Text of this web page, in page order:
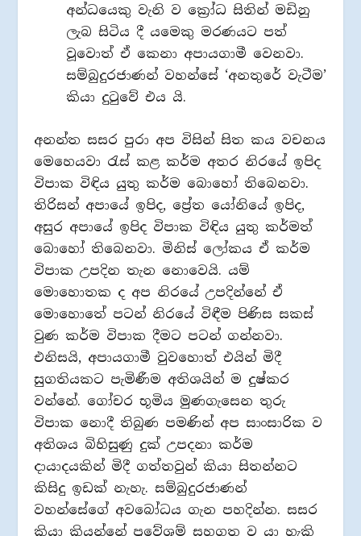
අන්ධයෙකු වැනි ව ක්‍රෝධ සිතින් මඩිනු
ලැබ සිටිය දී යමෙකු මරණයට පත්
වූවොත් ඒ කෙනා අපායගාමී වෙනවා.
සම්බුදුරජාණන් වහන්සේ ‘අනතුරේ වැටීම’
කියා දුටුවේ එය යි.
අනන්ත සසර පුරා අප විසින් සිත කය වචනය
මෙහෙයවා රැස් කළ කර්ම අතර නිරයේ ඉපිද
විපාක විඳිය යුතු කර්ම බොහෝ තිබෙනවා.
තිරිසන් අපායේ ඉපිද, ප්‍රේත යෝනියේ ඉපිද,
අසුර අපායේ ඉපිද විපාක විඳිය යුතු කර්මත්
බොහෝ තිබෙනවා. මිනිස් ලෝකය ඒ කර්ම
විපාක උපදින තැන නොවෙයි. යම්
මොහොතක ද අප නිරයේ උපදින්නේ ඒ
මොහොතේ පටන් නිරයේ විඳීම පිණිස සකස්
වුණ කර්ම විපාක දීමට පටන් ගන්නවා.
එනිසයි, අපායගාමී වුවහොත් එයින් මිදී
සුගතියකට පැමිණීම අතිශයින් ම දුෂ්කර
වන්නේ. ගෝචර භූමිය මුණගැසෙන තුරු
විපාක නොදී තිබුණ පමණින් අප සාංසාරික ව
අතිශය බිහිසුණු දුක් උපදනා කර්ම
දායාදයකින් මිදී ගත්තවුන් කියා සිතන්නට
කිසිදු ඉඩක් නැහැ. සම්බුදුරජාණන්
වහන්සේගේ අවබෝධය ගැන පහදින්න. සසර
කියා කියන්නේ ප්‍රවේශම් සහගත ව යා හැකි